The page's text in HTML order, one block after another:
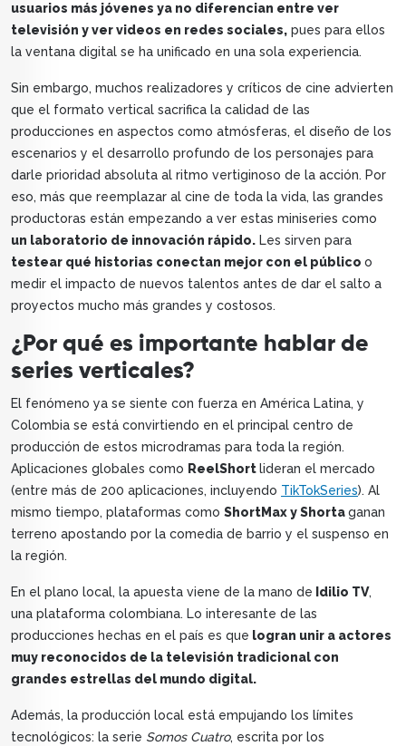
usuarios más jóvenes ya no diferencian entre ver
televisión y ver videos en redes sociales, pues para ellos
la ventana digital se ha unificado en una sola experiencia.
Sin embargo, muchos realizadores y críticos de cine advierten
que el formato vertical sacrifica la calidad de las
producciones en aspectos como atmósferas, el diseño de los
escenarios y el desarrollo profundo de los personajes para
darle prioridad absoluta al ritmo vertiginoso de la acción. Por
eso, más que reemplazar al cine de toda la vida, las grandes
productoras están empezando a ver estas miniseries como
un laboratorio de innovación rápido. Les sirven para
testear qué historias conectan mejor con el público o
medir el impacto de nuevos talentos antes de dar el salto a
proyectos mucho más grandes y costosos.
¿Por qué es importante hablar de
series verticales?
El fenómeno ya se siente con fuerza en América Latina, y
Colombia se está convirtiendo en el principal centro de
producción de estos microdramas para toda la región.
Aplicaciones globales como ReelShortlideran el mercado
(entre más de 200 aplicaciones, incluyendo TikTokSeries). Al
mismo tiempo, plataformas como ShortMax y Shortaganan
terreno apostando por la comedia de barrio y el suspenso en
la región.
En el plano local, la apuesta viene de la mano de Idilio TV,
una plataforma colombiana. Lo interesante de las
producciones hechas en el país es que logran unir a actores
muy reconocidos de la televisión tradicional con
grandes estrellas del mundo digital.
Además, la producción local está empujando los límites
tecnológicos: la serie Somos Cuatro, escrita por los